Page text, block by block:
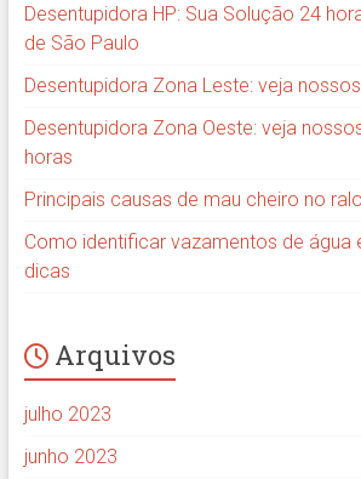
Desentupidora HP: Sua Solução 24
de São Paulo
Desentupidora Zona Leste: veja
Desentupidora Zona Oeste: veja
horas
Principais causas de mau cheiro no
Como identificar vazamentos de água
dicas
Arquivos
julho 2023
junho 2023